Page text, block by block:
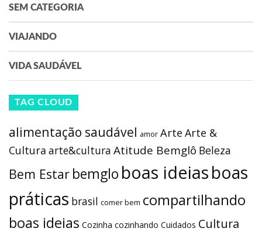
SEM CATEGORIA
VIAJANDO
VIDA SAUDÁVEL
TAG CLOUD
alimentação saudável amor Arte Arte &
Cultura arte&cultura Atitude Bemglô Beleza
Bem Estar bemglo boas ideiasboas
práticas brasil comer bem compartilhando
boas ideias Cozinha cozinhando Cuidados Cultura